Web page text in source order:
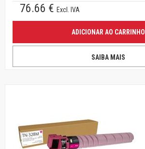
76.66 € Excl. IVA
ADICIONAR AO CARRINHO
SAIBA MAIS